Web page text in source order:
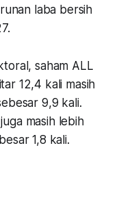
laba bersih
saham ALL
12,4 kali masih
9,9 kali.
masih lebih
1,8 kali.